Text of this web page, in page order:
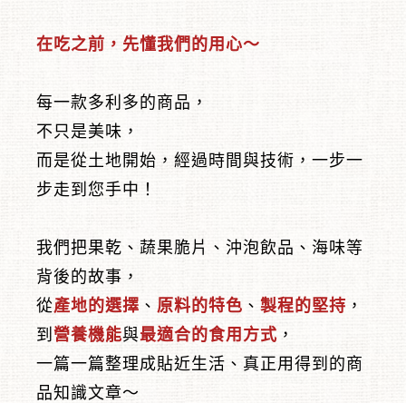
在吃之前，先懂我們的用心～
每一款多利多的商品，
不只是美味，
而是從土地開始，經過時間與技術，一步一
步走到您手中！
我們把果乾、蔬果脆片、沖泡飲品、海味等
背後的故事，
從產地的選擇 、 原料的特色 、 製程的堅持 ，
到 營養機能與最適合的食用方式 ，
一篇一篇整理成貼近生活、真正用得到的商
品知識文章～